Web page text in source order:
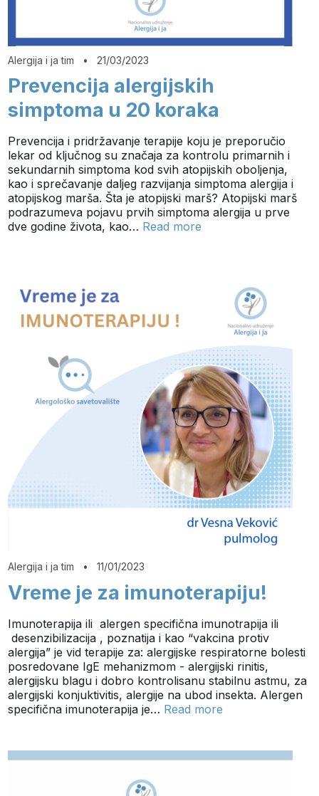
Alergija i ja tim • 21/03/2023
Prevencija alergijskih
simptoma u 20 koraka
Prevencija i pridržavanje terapije koju je preporučio
lekar od ključnog su značaja za kontrolu primarnih i
sekundarnih simptoma kod svih atopijskih oboljenja,
kao i sprečavanje daljeg razvijanja simptoma alergija i
atopijskog marša. Šta je atopijski marš? Atopijski marš
podrazumeva pojavu prvih simptoma alergija u prve
dve godine života, kao… Read more
Alergija i ja tim •11/01/2023
Vreme je za imunoterapiju!
Imunoterapija ili alergen specifična imunotrapija ili
desenzibilizacija , poznatija i kao “vakcina protiv
alergija” je vid terapije za: alergijske respiratorne bolesti
posredovane IgE mehanizmom - alergijski rinitis,
alergijsku blagu i dobro kontrolisanu stabilnu astmu, za
alergijski konjuktivitis, alergije na ubod insekta. Alergen
specifična imunoterapija je… Read more